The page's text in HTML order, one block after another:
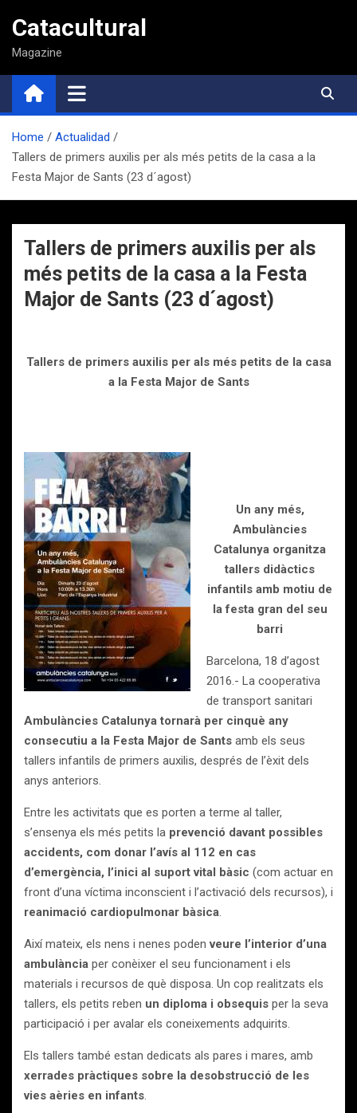
contenido
Catacultural
Magazine
Home
Actualidad
Tallers de primers auxilis per als més petits de la casa a la
Festa Major de Sants (23 d´agost)
Tallers de primers auxilis per als
més petits de la casa a la Festa
Major de Sants (23 d´agost)
Tallers de primers auxilis per als més petits de la casa
a la Festa Major de Sants
Un any més,
Ambulàncies
Catalunya organitza
tallers didàctics
infantils amb motiu de
la festa gran del seu
barri
Barcelona, 18 d’agost
2016.- La cooperativa
de transport sanitari
Ambulàncies Catalunya tornarà per cinquè any
consecutiu a la Festa Major de Sants amb els seus
tallers infantils de primers auxilis, després de l’èxit dels
anys anteriors.
Entre les activitats que es porten a terme al taller,
s’ensenya els més petits la prevenció davant possibles
accidents, com donar l’avís al 112 en cas
d’emergència, l’inici al suport vital bàsic (com actuar en
front d’una víctima inconscient i l’activació dels recursos), i
reanimació cardiopulmonar bàsica.
Així mateix, els nens i nenes podenveure l’interior d’una
ambulància per conèixer el seu funcionament i els
materials i recursos de què disposa. Un cop realitzats els
tallers, els petits reben un diploma i obsequis per la seva
participació i per avalar els coneixements adquirits.
Els tallers també estan dedicats als pares i mares, amb
xerrades pràctiques sobre la desobstrucció de les
vies aèries en infants.